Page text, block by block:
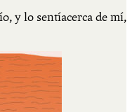
y lo sentíacerca de mí,